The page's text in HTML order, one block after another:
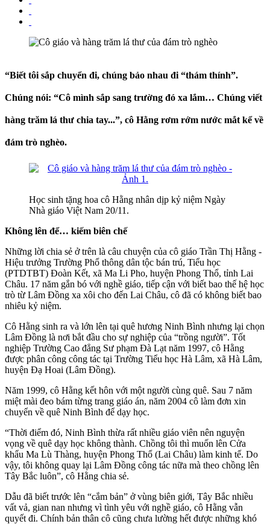
“Biết tôi sắp chuyển đi, chúng bảo nhau đi “thám thính”.
Chúng nói: “Cô mình sắp sang trường đó xa lắm… Chúng viết
hàng trăm lá thư chia tay...”, cô Hằng rơm rớm nước mắt kể về
đám trò nghèo.
Học sinh tặng hoa cô Hằng nhân dịp kỷ niệm Ngày
Nhà giáo Việt Nam 20/11.
Không lên để… kiếm biên chế
Những lời chia sẻ ở trên là câu chuyện của cô giáo Trần Thị Hằng -
Hiệu trưởng Trường Phổ thông dân tộc bán trú, Tiểu học
(PTDTBT) Đoàn Kết, xã Ma Li Pho, huyện Phong Thổ, tỉnh Lai
Châu. 17 năm gắn bó với nghề giáo, tiếp cận với biết bao thế hệ học
trò từ Lâm Đồng xa xôi cho đến Lai Châu, cô đã có không biết bao
nhiêu kỷ niệm.
Cô Hằng sinh ra và lớn lên tại quê hương Ninh Bình nhưng lại chọn
Lâm Đồng là nơi bắt đầu cho sự nghiệp của “trồng người”. Tốt
nghiệp Trường Cao đẳng Sư phạm Đà Lạt năm 1997, cô Hằng
được phân công công tác tại Trường Tiểu học Hà Lâm, xã Hà Lâm,
huyện Đạ Hoai (Lâm Đồng).
Năm 1999, cô Hằng kết hôn với một người cùng quê. Sau 7 năm
miệt mài đeo bám từng trang giáo án, năm 2004 cô làm đơn xin
chuyển về quê Ninh Bình để dạy học.
“Thời điểm đó, Ninh Bình thừa rất nhiều giáo viên nên nguyện
vọng về quê dạy học không thành. Chồng tôi thì muốn lên Cửa
khẩu Ma Lù Thàng, huyện Phong Thổ (Lai Châu) làm kinh tế. Do
vậy, tôi không quay lại Lâm Đồng công tác nữa mà theo chồng lên
Tây Bắc luôn”, cô Hằng chia sẻ.
Dẫu đã biết trước lên “cắm bản” ở vùng biên giới, Tây Bắc nhiều
vất vả, gian nan nhưng vì tình yêu với nghề giáo, cô Hằng vẫn
quyết đi. Chính bản thân cô cũng chưa lường hết được những khó